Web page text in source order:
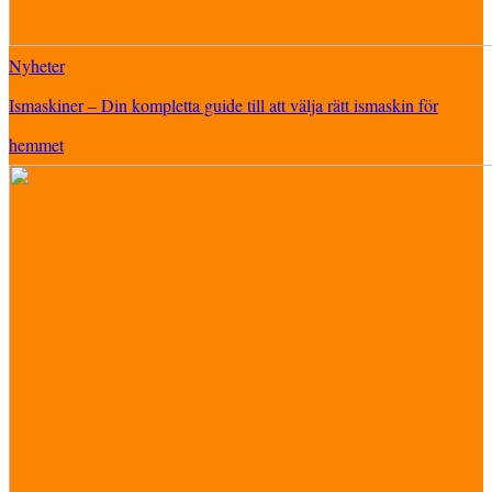
Nyheter
Ismaskiner – Din kompletta guide till att välja rätt ismaskin för
hemmet